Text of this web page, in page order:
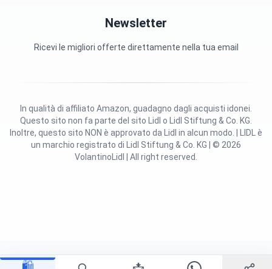
🛍️
Newsletter
Ricevi le migliori offerte direttamente nella tua email
Questo sito non fa parte del sito Lidl o Lidl Stiftung & Co. KG.
Inoltre, questo sito NON è approvato da Lidl in alcun modo. | LIDL è
un marchio registrato di Lidl Stiftung & Co. KG | © 2026
VolantinoLidl | All right reserved.
In qualità di affiliato Amazon, guadagno dagli acquisti idonei.